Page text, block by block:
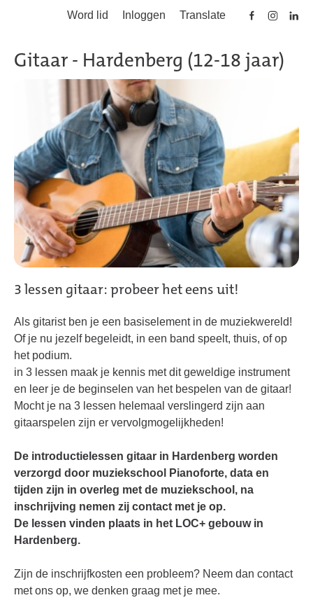
Word lid Inloggen Translate
Gitaar - Hardenberg (12-18 jaar)
3 lessen gitaar: probeer het eens uit!
Als gitarist ben je een basiselement in de muziekwereld!
Of je nu jezelf begeleidt, in een band speelt, thuis, of op
het podium.
in 3 lessen maak je kennis met dit geweldige instrument
en leer je de beginselen van het bespelen van de gitaar!
Mocht je na 3 lessen helemaal verslingerd zijn aan
gitaarspelen zijn er vervolgmogelijkheden!
De introductielessen gitaar in Hardenberg worden
verzorgd door muziekschool Pianoforte, data en
tijden zijn in overleg met de muziekschool, na
inschrijving nemen zij contact met je op.
De lessen vinden plaats in het LOC+ gebouw in
Hardenberg.
Zijn de inschrijfkosten een probleem? Neem dan contact
met ons op, we denken graag met je mee.